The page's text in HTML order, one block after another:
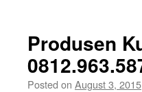
Produsen
Posted on August 3, 2015